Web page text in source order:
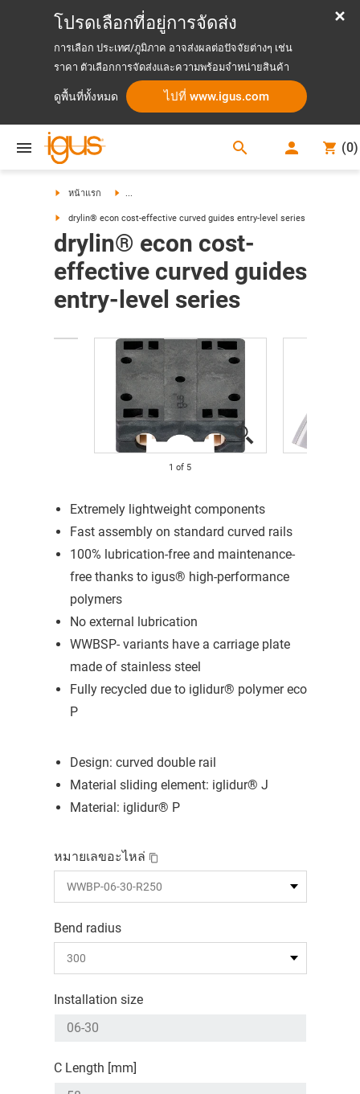
โปรดเลือกที่อยู่การจัดส่ง
การเลือก ประเทศ/ภูมิภาค อาจส่งผลต่อปัจจัยต่างๆ เช่น
ราคา ตัวเลือกการจัดส่งและความพร้อมจำหน่ายสินค้า
ดูพื้นที่ทั้งหมด ไปที่ www.igus.com
search (0)
หน้าแรก ...
drylin® econ cost-effective curved guides entry-level series
drylin® econ cost-
effective curved guides
entry-level series
1 of 5
Extremely lightweight components
Fast assembly on standard curved rails
100% lubrication-free and maintenance-
free thanks to igus® high-performance
polymers
No external lubrication
WWBSP- variants have a carriage plate
made of stainless steel
Fully recycled due to iglidur® polymer eco
P
Design: curved double rail
Material sliding element: iglidur® J
Material: iglidur® P
หมายเลขอะไหล่
Bend radius
Installation size
C Length [mm]